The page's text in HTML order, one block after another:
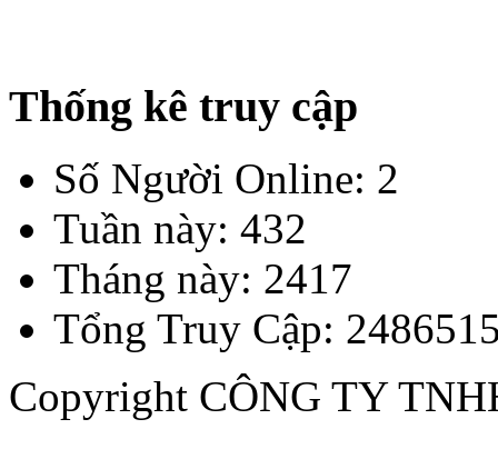
Thống kê truy cập
Số Người Online: 2
Tuần này: 432
Tháng này: 2417
Tổng Truy Cập:
Copyright CÔNG TY